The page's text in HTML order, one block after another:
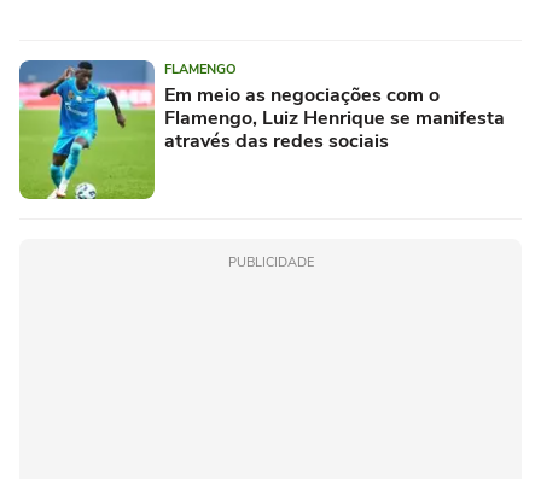
FLAMENGO
Em meio as negociações com o
Flamengo, Luiz Henrique se manifesta
através das redes sociais
PUBLICIDADE